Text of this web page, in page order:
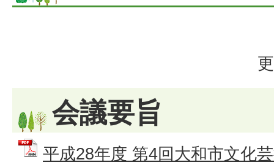
会議要旨
平成28年度 第4回大和市文化